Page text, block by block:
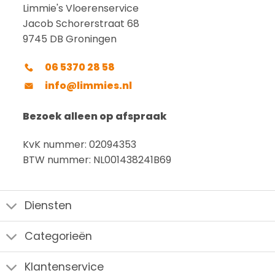
Limmie's Vloerenservice
Jacob Schorerstraat 68
9745 DB Groningen
06 5370 28 58
info@limmies.nl
Bezoek alleen op afspraak
KvK nummer: 02094353
BTW nummer: NL001438241B69
Diensten
Categorieën
Klantenservice